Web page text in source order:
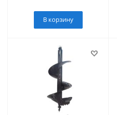
В корзину